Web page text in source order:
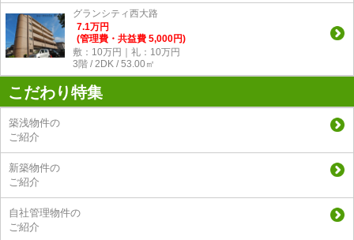
グランシティ西大路
7.1万円
(管理費・共益費 5,000円)
敷：10万円｜礼：10万円
3階 / 2DK / 53.00㎡
こだわり特集
築浅物件の
ご紹介
新築物件の
ご紹介
自社管理物件の
ご紹介